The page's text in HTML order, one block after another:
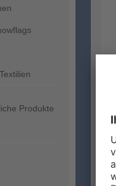
Produkte